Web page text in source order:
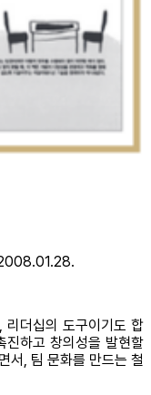
리더십의 도구이기도 합
진하고 창의성을 발현할
서, 팀 문화를 만드는 철